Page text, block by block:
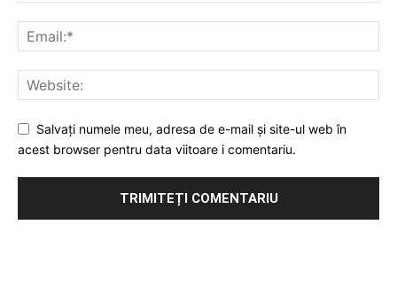
Salvați numele meu, adresa de e-mail și site-ul web în
acest browser pentru data viitoare i comentariu.